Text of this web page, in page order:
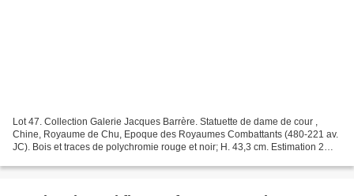
Lot 47. Collection Galerie Jacques Barrère. Statuette de dame de cour ,
Chine, Royaume de Chu, Epoque des Royaumes Combattants (480-221 av.
JC). Bois et traces de polychromie rouge et noir; H. 43,3 cm. Estimation 2